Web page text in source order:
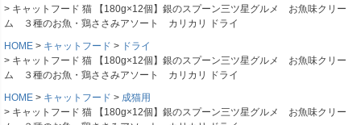
キャットフード 猫 【180g×12個】銀のスプーン三ツ星グルメ お魚味クリー
ム ３種のお魚・鶏ささみアソート カリカリ ドライ
HOME
キャットフード
ドライ
キャットフード 猫 【180g×12個】銀のスプーン三ツ星グルメ お魚味クリー
ム ３種のお魚・鶏ささみアソート カリカリ ドライ
HOME
キャットフード
成猫用
キャットフード 猫 【180g×12個】銀のスプーン三ツ星グルメ お魚味クリー